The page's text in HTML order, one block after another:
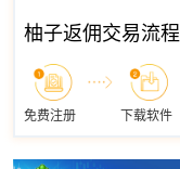
柚子返佣交易流程
免费注册 下载软件